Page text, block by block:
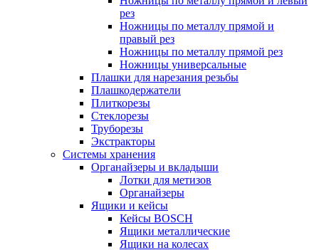
рез
Ножницы по металлу прямой и
правый рез
Ножницы по металлу прямой рез
Ножницы универсальные
Плашки для нарезания резьбы
Плашкодержатели
Плиткорезы
Стеклорезы
Труборезы
Экстракторы
Системы хранения
Органайзеры и вкладыши
Лотки для метизов
Органайзеры
Ящики и кейсы
Кейсы BOSCH
Ящики металлические
Ящики на колесах